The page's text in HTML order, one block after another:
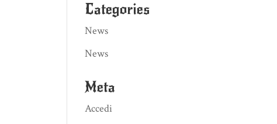
Categories
News
News
Meta
Accedi